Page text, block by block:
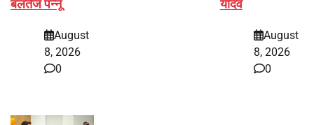
बलतेज पन्नू
August
8, 2026
0
यादव
August
8, 2026
0